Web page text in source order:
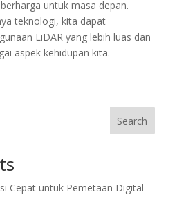
untuk masa depan.
teknologi, kita dapat
LiDAR yang lebih luas dan
aspek kehidupan kita.
Search
Cepat untuk Pemetaan Digital